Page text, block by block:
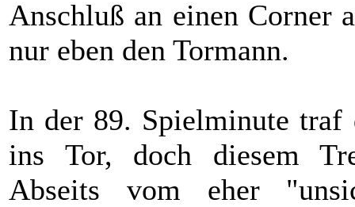
Anschluß an einen Corner
nur eben den Tormann.
In der 89. Spielminute
ins Tor, doch diesem
Abseits vom eher